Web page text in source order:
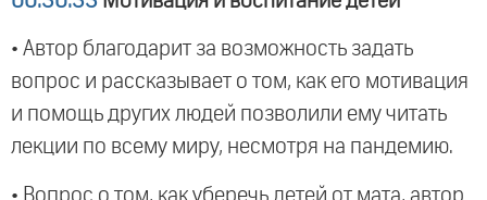
• Автор благодарит за возможность задать
вопрос и рассказывает о том, как его мотивация
и помощь других людей позволили ему читать
лекции по всему миру, несмотря на пандемию.
• Вопрос о том, как уберечь детей от мата, автор